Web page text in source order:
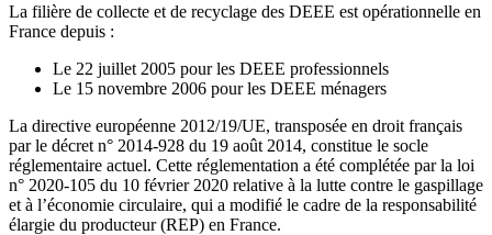
La filière de collecte et de recyclage des DEEE est opérationnelle en
France depuis :
Le 22 juillet 2005 pour les DEEE professionnels
Le 15 novembre 2006 pour les DEEE ménagers
La directive européenne 2012/19/UE, transposée en droit français
par le décret n° 2014-928 du 19 août 2014, constitue le socle
réglementaire actuel. Cette réglementation a été complétée par la loi
n° 2020-105 du 10 février 2020 relative à la lutte contre le gaspillage
et à l’économie circulaire, qui a modifié le cadre de la responsabilité
élargie du producteur (REP) en France.